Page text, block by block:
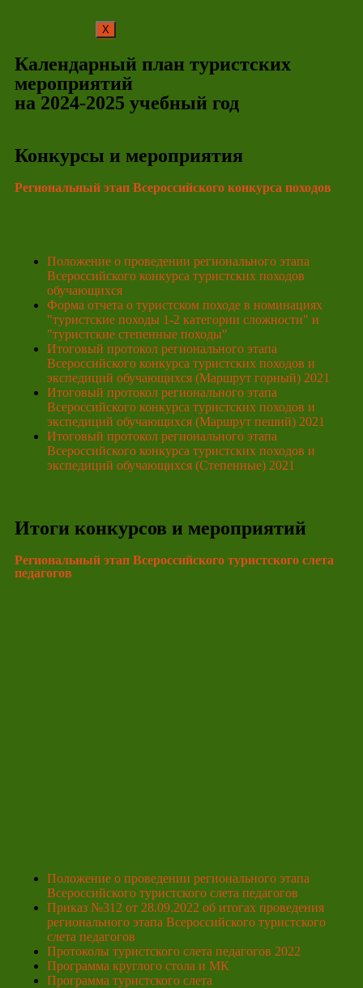
X
Календарный план туристских
мероприятий
на 2024-2025 учебный год
Конкурсы и мероприятия
Региональный этап Всероссийского конкурса походов
Положение о проведении регионального этапа
Всероссийского конкурса туристских походов
обучающихся
Форма отчета о туристском походе в номинациях
"туристские походы 1-2 категории сложности" и
"туристские степенные походы"
Итоговый протокол регионального этапа
Всероссийского конкурса туристских походов и
экспедиций обучающихся (Маршрут горный) 2021
Итоговый протокол регионального этапа
Всероссийского конкурса туристских походов и
экспедиций обучающихся (Маршрут пеший) 2021
Итоговый протокол регионального этапа
Всероссийского конкурса туристских походов и
экспедиций обучающихся (Степенные) 2021
Итоги конкурсов и мероприятий
Региональный этап Всероссийского туристского слета
педагогов
Положение о проведении регионального этапа
Всероссийского туристского слета педагогов
Приказ №312 от 28.09.2022 об итогах проведения
регионального этапа Всероссийского туристского
слета педагогов
Протоколы туристского слета педагогов 2022
Программа круглого стола и МК
Программа туристского слета